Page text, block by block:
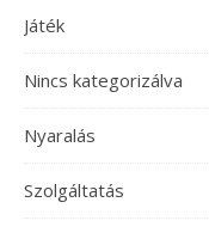
Játék
Nincs kategorizálva
Nyaralás
Szolgáltatás